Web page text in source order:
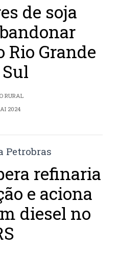
de soja
Rio Grande
RURAL
2024
refinaria
e aciona
diesel no